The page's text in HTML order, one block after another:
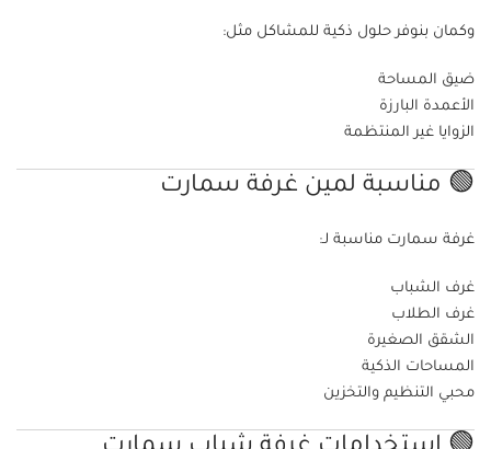
وكمان بنوفر حلول ذكية للمشاكل مثل:
ضيق المساحة
الأعمدة البارزة
الزوايا غير المنتظمة
🟢 مناسبة لمين غرفة سمارت
غرفة سمارت مناسبة لـ:
غرف الشباب
غرف الطلاب
الشقق الصغيرة
المساحات الذكية
محبي التنظيم والتخزين